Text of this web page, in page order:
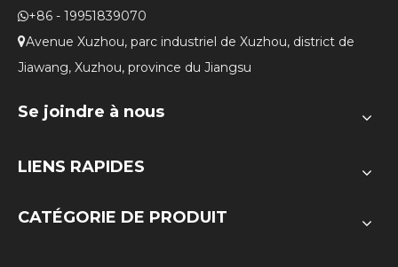
+86 - 19951839070
Avenue Xuzhou, parc industriel de Xuzhou, district de
Jiawang, Xuzhou, province du Jiangsu
Se joindre à nous
LIENS RAPIDES
CATÉGORIE DE PRODUIT